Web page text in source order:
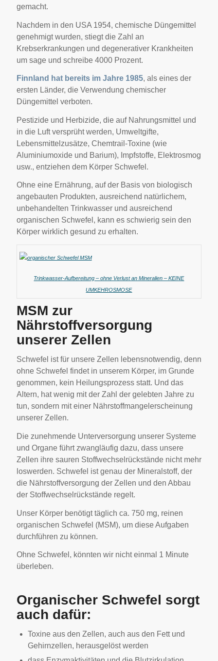
gemacht.
Nachdem in den USA 1954, chemische Düngemittel
genehmigt wurden, stiegt die Zahl an
Krebserkrankungen und degenerativer Krankheiten
um sage und schreibe 4000 Prozent.
Finnland hat bereits im Jahre 1985, als eines der
ersten Länder, die Verwendung chemischer
Düngemittel verboten.
Pestizide und Herbizide, die auf Nahrungsmittel und
in die Luft versprüht werden, Umweltgifte,
Lebensmittelzusätze, Chemtrail-Toxine (wie
Aluminiumoxide und Barium), Impfstoffe, Elektrosmog
usw., entziehen dem Körper Schwefel.
Ohne eine Ernährung, auf der Basis von biologisch
angebauten Produkten, ausreichend natürlichem,
unbehandelten Trinkwasser und ausreichend
organischen Schwefel, kann es schwierig sein den
Körper wirklich gesund zu erhalten.
Trinkwasser-Aufbereitung – ohne Verlust an Mineralien – KEINE
UMKEHROSMOSE
MSM zur
Nährstoffversorgung
unserer Zellen
Schwefel ist für unsere Zellen lebensnotwendig, denn
ohne Schwefel findet in unserem Körper, im Grunde
genommen, kein Heilungsprozess statt. Und das
Altern, hat wenig mit der Zahl der gelebten Jahre zu
tun, sondern mit einer Nährstoffmangelerscheinung
unserer Zellen.
Die zunehmende Unterversorgung unserer Systeme
und Organe führt zwangläufig dazu, dass unsere
Zellen ihre sauren Stoffwechselrückstände nicht mehr
loswerden. Schwefel ist genau der Mineralstoff, der
die Nährstoffversorgung der Zellen und den Abbau
der Stoffwechselrückstände regelt.
Unser Körper benötigt täglich ca. 750 mg, reinen
organischen Schwefel (MSM), um diese Aufgaben
durchführen zu können.
Ohne Schwefel, könnten wir nicht einmal 1 Minute
überleben.
Organischer Schwefel sorgt
auch dafür:
Toxine aus den Zellen, auch aus den Fett und
Gehirnzellen, herausgelöst werden